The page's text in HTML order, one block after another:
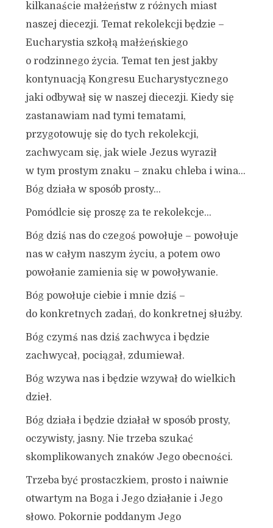
kilkanaście małżeństw z różnych miast
naszej diecezji. Temat rekolekcji będzie –
Eucharystia szkołą małżeńskiego
o rodzinnego życia. Temat ten jest jakby
kontynuacją Kongresu Eucharystycznego
jaki odbywał się w naszej diecezji. Kiedy się
zastanawiam nad tymi tematami,
przygotowuję się do tych rekolekcji,
zachwycam się, jak wiele Jezus wyraził
w tym prostym znaku – znaku chleba i wina…
Bóg działa w sposób prosty…
Pomódlcie się proszę za te rekolekcje…
Bóg dziś nas do czegoś powołuje – powołuje
nas w całym naszym życiu, a potem owo
powołanie zamienia się w powoływanie.
Bóg powołuje ciebie i mnie dziś –
do konkretnych zadań, do konkretnej służby.
Bóg czymś nas dziś zachwyca i będzie
zachwycał, pociągał, zdumiewał.
Bóg wzywa nas i będzie wzywał do wielkich
dzieł.
Bóg działa i będzie działał w sposób prosty,
oczywisty, jasny. Nie trzeba szukać
skomplikowanych znaków Jego obecności.
Trzeba być prostaczkiem, prosto i naiwnie
otwartym na Boga i Jego działanie i Jego
słowo. Pokornie poddanym Jego